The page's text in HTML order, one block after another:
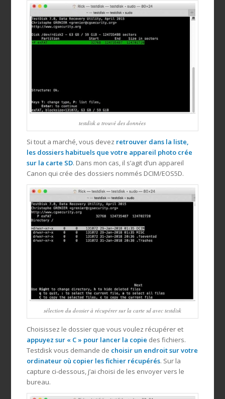
testdisk a trouvé des données
Si tout a marché, vous devez retrouver dans la liste,
les dossiers habituels que votre appareil photo crée
sur la carte SD. Dans mon cas, il s’agit d’un appareil
Canon qui crée des dossiers nommés DCIM/EOS5D.
sélection du dossier à récupérer sur la carte sd avec testdisk
Choisissez le dossier que vous voulez récupérer et
appuyez sur « C » pour lancer la copie des fichiers.
Testdisk vous demande de choisir un endroit sur votre
ordinateur où copier les fichier récupérés. Sur la
capture ci-dessous, j’ai choisi de les envoyer vers le
bureau.